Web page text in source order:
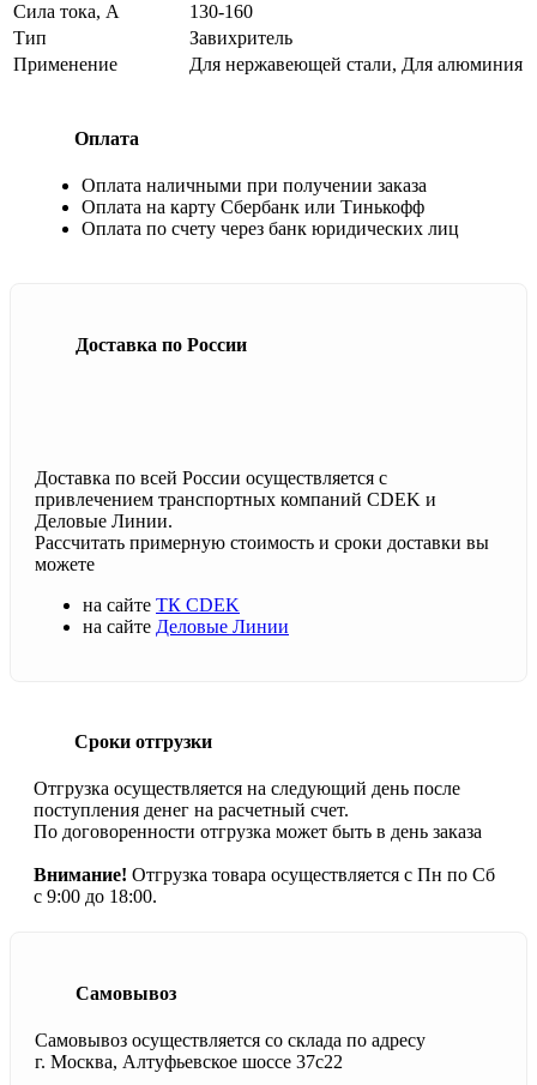
Сила тока, А
130-160
Тип
Завихритель
Применение
Для нержавеющей стали, Для алюминия
Оплата
Оплата наличными при получении заказа
Оплата на карту Сбербанк или Тинькофф
Оплата по счету через банк юридических лиц
Доставка по России
Доставка по всей России осуществляется с
привлечением транспортных компаний CDEK и
Деловые Линии.
Рассчитать примерную стоимость и сроки доставки вы
можете
на сайте ТК CDEK
на сайте Деловые Линии
Сроки отгрузки
Отгрузка осуществляется на следующий день после
поступления денег на расчетный счет.
По договоренности отгрузка может быть в день заказа
Внимание! Отгрузка товара осуществляется с Пн по Сб
с 9:00 до 18:00.
Самовывоз
Самовывоз осуществляется со склада по адресу
г. Москва, Алтуфьевское шоссе 37с22